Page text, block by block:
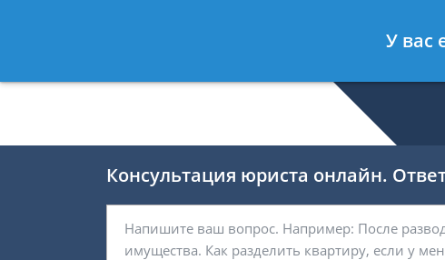
- Юрист по
Консультация юриста онлайн.
У вас